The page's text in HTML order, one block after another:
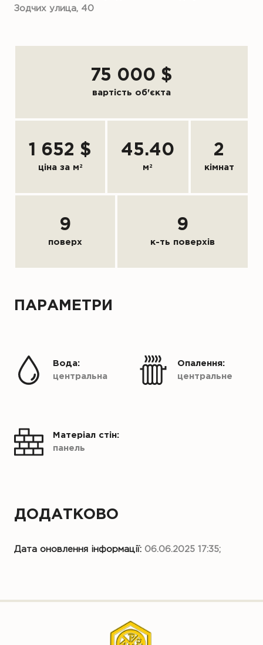
Зодчих улица, 40
75 000 $
вартість об'єкта
1 652 $
ціна за м 2
45.40
м 2
2
кімнат
9
поверх
9
к-ть поверхів
ПАРАМЕТРИ
центральна
Вода:
центральне
Опалення:
панель
Матеріал стін:
ДОДАТКОВО
Дата оновлення інформації: 06.06.2025 17:35;